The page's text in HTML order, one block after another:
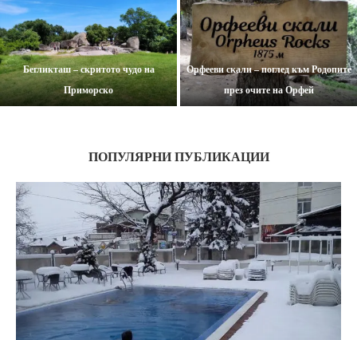
Бегликташ – скритото чудо на
Приморско
Орфееви скали – поглед към Родопите
през очите на Орфей
ПОПУЛЯРНИ ПУБЛИКАЦИИ